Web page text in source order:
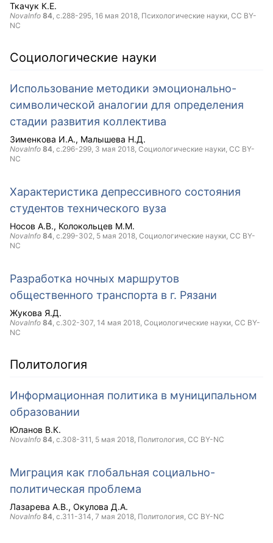
Ткачук К.Е.
NovaInfo 84, с.288-295, 16 мая 2018, Психологические науки, CC BY-
NC
Социологические науки
Использование методики эмоционально-
символической аналогии для определения
стадии развития коллектива
Зименкова И.А. Малышева Н.Д.
NovaInfo 84, с.296-299, 3 мая 2018, Социологические науки, CC BY-
NC
Характеристика депрессивного состояния
студентов технического вуза
Носов А.В. Колокольцев М.М.
NovaInfo 84, с.299-302, 5 мая 2018, Социологические науки, CC BY-
NC
Разработка ночных маршрутов
общественного транспорта в г. Рязани
Жукова Я.Д.
NovaInfo 84, с.302-307, 14 мая 2018, Социологические науки, CC BY-
NC
Политология
Информационная политика в муниципальном
образовании
Юланов В.К.
NovaInfo 84, с.308-311, 5 мая 2018, Политология, CC BY-NC
Миграция как глобальная социально-
политическая проблема
Лазарева А.В. Окулова Д.А.
NovaInfo 84, с.311-314, 7 мая 2018, Политология, CC BY-NC